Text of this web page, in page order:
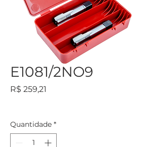
E1081/2NO9
R$ 259,21
Quantidade *